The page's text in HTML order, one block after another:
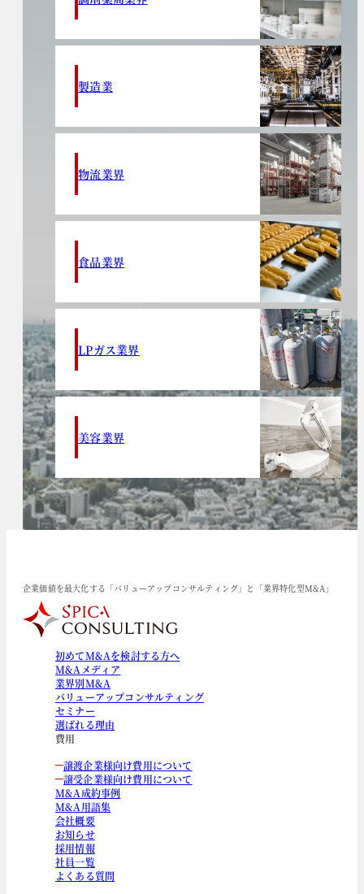
製造業
物流業界
食品業界
LPガス業界
美容業界
企業価値を最大化する「バリューアップコンサルティング」と「業界特化型M&A」
初めてM&Aを検討する方へ
M&Aメディア
業界別M&A
バリューアップコンサルティング
セミナー
選ばれる理由
費用
譲渡企業様向け費用について
譲受企業様向け費用について
M&A成約事例
M&A用語集
会社概要
お知らせ
採用情報
社員一覧
よくある質問